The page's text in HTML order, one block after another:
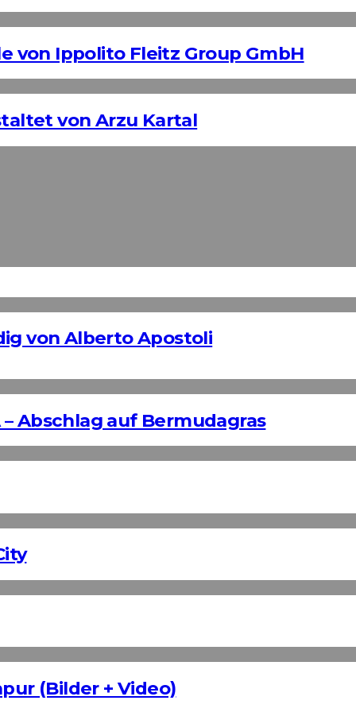
von Ippolito Fleitz Group GmbH
von Arzu Kartal
von Alberto Apostoli
Abschlag auf Bermudagras
(Bilder + Video)